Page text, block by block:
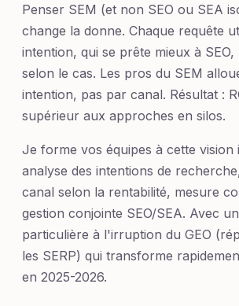
Penser SEM (et non SEO ou SEA
change la donne. Chaque requête
intention, qui se prête mieux à SEO,
selon le cas. Les pros du SEM
intention, pas par canal. Résultat :
supérieur aux approches en silos.
Je forme vos équipes à cette vision
analyse des intentions de
canal selon la rentabilité, mesure
gestion conjointe SEO/SEA. Avec
particulière à l'irruption du GEO
les SERP) qui transforme
en 2025-2026.